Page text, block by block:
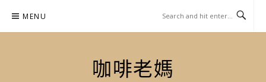
content
MENU
咖啡老媽